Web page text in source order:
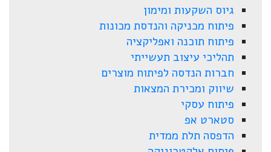
גיוס השקעות ומימון
פיתוח מכניקה והנדסת מכונות
פיתוח תוכנה ואפליקציה
תהליכי עיצוב תעשייתי
חברות הנדסה לפיתוח מוצרים
שיווק ומכירת המצאות
פיתוח עסקי
סטארט אפ
הדפסה תלת ממדית